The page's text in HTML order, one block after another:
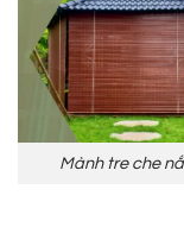
Mành tre che